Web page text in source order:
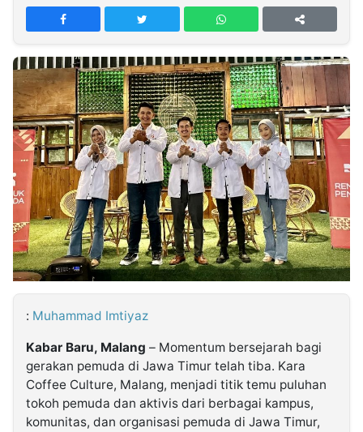
PT
TREETAN
INDONESIA
Partner
Insight
NTB
Suara
Time
Lens
IDN
Daily
Jogja
Jalan
Rakyat
Idealita
News
Kita
Notice
Dinamikapost.com
Radar
Baru
Seedbacklink
Follow
Kabarbaru
: Muhammad Imtiyaz
Kabar Baru, Malang – Momentum bersejarah bagi
gerakan pemuda di Jawa Timur telah tiba. Kara
Coffee Culture, Malang, menjadi titik temu puluhan
tokoh pemuda dan aktivis dari berbagai kampus,
komunitas, dan organisasi pemuda di Jawa Timur,